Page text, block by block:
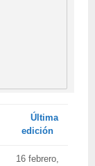
Última
edición
16 febrero,